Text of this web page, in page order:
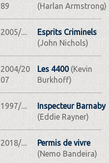
89
(Harlan Armstrong)
2005/....
Esprits Criminels
(John Nichols)
2004/20
07
Les 4400(Kevin
Burkhoff)
1997/....
Inspecteur Barnaby
(Eddie Rayner)
2018/....
Permis de vivre
(Nemo Bandeira)